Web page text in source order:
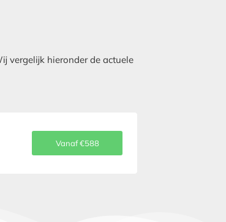
vergelijk hieronder de actuele
Vanaf €588